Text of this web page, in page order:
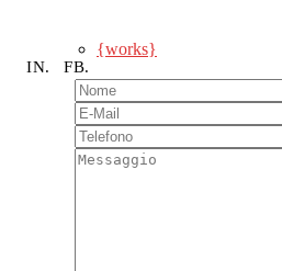
Ottimizzazione SEO
{works}
IN. FB.